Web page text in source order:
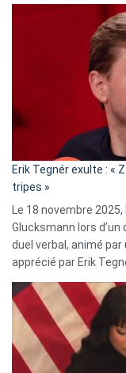
Erik Tegnér exulte : «
tripes »
Le 18 novembre
Glucksmann lors
duel verbal, animé
apprécié par Erik